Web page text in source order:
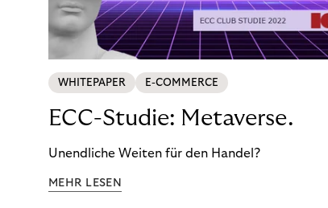
WHITEPAPER E-COMMERCE
ECC-Studie: Metaverse.
Unendliche Weiten für den Handel?
MEHR LESEN